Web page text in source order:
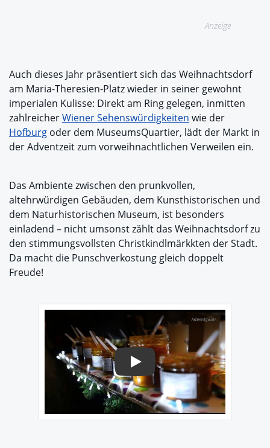
Anzeige
Auch dieses Jahr präsentiert sich das Weihnachtsdorf
am Maria-Theresien-Platz wieder in seiner gewohnt
imperialen Kulisse: Direkt am Ring gelegen, inmitten
zahlreicherWiener Sehenswürdigkeiten wie der
Hofburg oder dem MuseumsQuartier, lädt der Markt in
der Adventzeit zum vorweihnachtlichen Verweilen ein.
Das Ambiente zwischen den prunkvollen,
altehrwürdigen Gebäuden, dem Kunsthistorischen und
dem Naturhistorischen Museum, ist besonders
einladend – nicht umsonst zählt das Weihnachtsdorf zu
den stimmungsvollsten Christkindlmärkkten der Stadt.
Da macht die Punschverkostung gleich doppelt
Freude!
Play